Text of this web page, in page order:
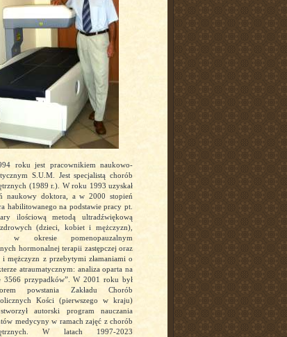
roku jest pracownikiem naukowo-
S.U.M. Jest specjalistą chorób
(1989 r.). W roku 1993 uzyskał
naukowy doktora, a w 2000 stopień
habilitowanego na podstawie pracy pt.
ilościową metodą ultradźwiękową
(dzieci, kobiet i mężczyzn),
w okresie pomenopauzalnym
hormonalnej terapii zastępczej oraz
i mężczyzn z przebytymi złamaniami o
atraumatycznym: analiza oparta na
3566 przypadków”. W 2001 roku był
powstania Zakładu Chorób
Kości (pierwszego w kraju)
autorski program nauczania
medycyny w ramach zajęć z chorób
W latach 1997-2023